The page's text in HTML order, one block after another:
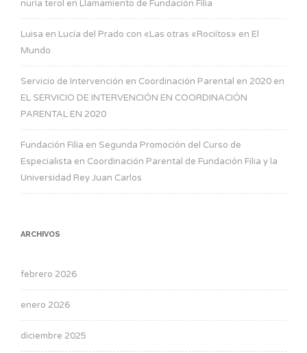
nuria terol en Llamamiento de Fundación Filia
Luisa en Lucía del Prado con «Las otras «Rociítos» en El
Mundo
Servicio de Intervención en Coordinación Parental en 2020 en
EL SERVICIO DE INTERVENCIÓN EN COORDINACIÓN
PARENTAL EN 2020
Fundación Filia en Segunda Promoción del Curso de
Especialista en Coordinación Parental de Fundación Filia y la
Universidad Rey Juan Carlos
ARCHIVOS
febrero 2026
enero 2026
diciembre 2025